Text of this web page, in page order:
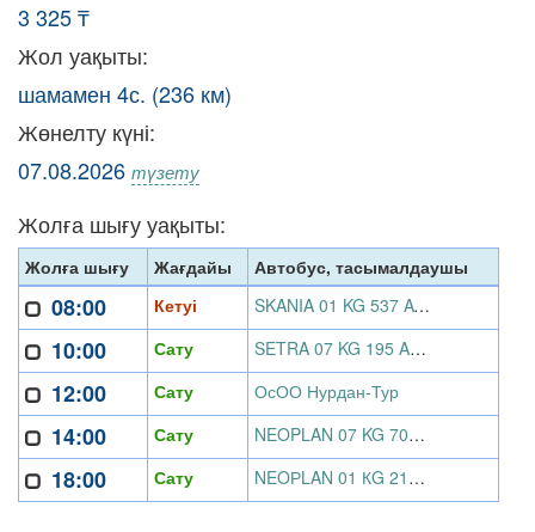
3 325 ₸
Жол уақыты:
шамамен 4с. (236 км)
Жөнелту күні:
07.08.2026 түзету
Жолға шығу уақыты:
Жолға шығу Жағдайы Автобус, тасымалдаушы
08:00 Кетуі SKANIA 01 KG 537 AYU, ОсОО Нурдан-Тур
10:00 Сату SETRA 07 KG 195 ADR, ОсОО Нурдан-Тур
12:00 Сату ОсОО Нурдан-Тур
14:00 Сату NEOPLAN 07 KG 700 ABC, ОсОО Нурдан-Тур
18:00 Сату NEOРLAN 01 КG 215 BMF, ОсОО Нурдан-Тур